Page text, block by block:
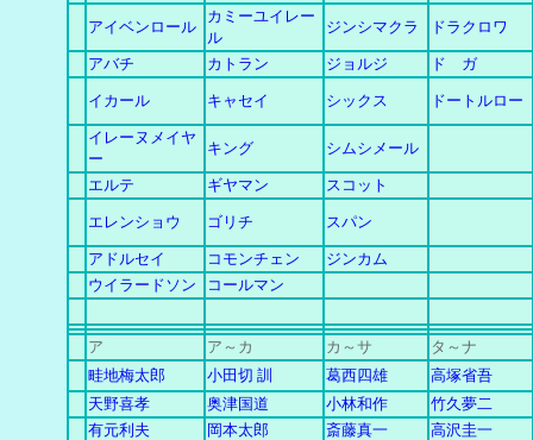
アイベンロール
カミーユイレー
ル
ジンシマクラ ドラクロワ
アバチ カトラン ジョルジ ド ガ
イカール キャセイ シックス ドートルロー
イレーヌメイヤ
ー
キング シムシメール
エルテ ギヤマン スコット
エレンショウ ゴリチ スパン
アドルセイ コモンチェン
ジンカム
ウイラードソン
コールマン
ア ア～カ カ ～ サ
タ～ナ
畦地梅太郎
小田切 訓 葛西四雄
高塚省吾
天野喜孝
奥津国道 小林和作
竹久夢二
有元利夫
岡本太郎 斎藤真一
高沢圭一